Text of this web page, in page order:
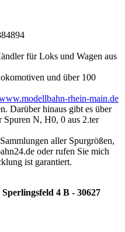
für Loks und Wagen aus
und über 100
rhein-main.de
Darüber hinaus gibt es über
Spuren N, H0, 0 aus 2.ter
aller Spurgrößen,
oder rufen Sie mich
ist garantiert.
4 B - 30627